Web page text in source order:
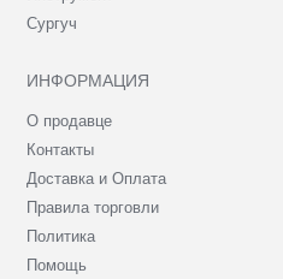
Сургуч
ИНФОРМАЦИЯ
О продавце
Контакты
Доставка и Оплата
Правила торговли
Политика
Помощь